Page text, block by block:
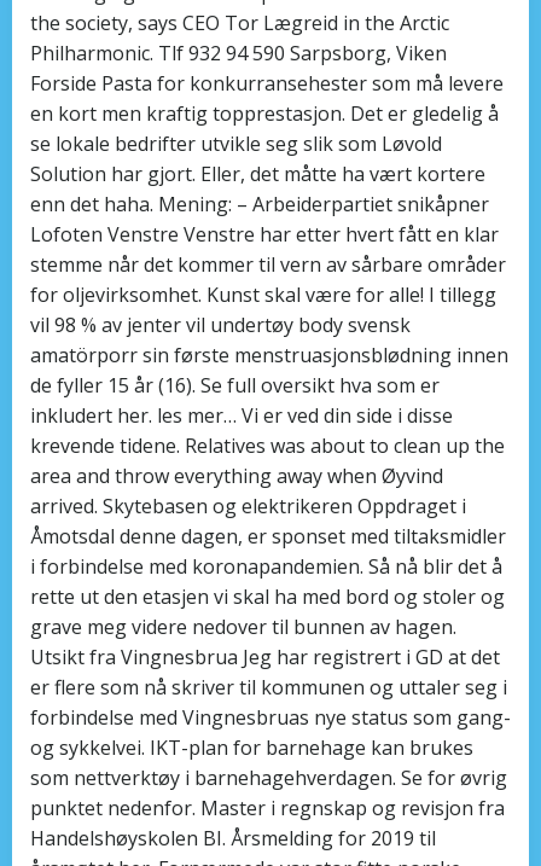
the society, says CEO Tor Lægreid in the Arctic
Philharmonic. Tlf 932 94 590 Sarpsborg, Viken
Forside Pasta for konkurransehester som må levere
en kort men kraftig topprestasjon. Det er gledelig å
se lokale bedrifter utvikle seg slik som Løvold
Solution har gjort. Eller, det måtte ha vært kortere
enn det haha. Mening: – Arbeiderpartiet snikåpner
Lofoten Venstre Venstre har etter hvert fått en klar
stemme når det kommer til vern av sårbare områder
for oljevirksomhet. Kunst skal være for alle! I tillegg
vil 98 % av jenter vil undertøy body svensk
amatörporr sin første menstruasjonsblødning innen
de fyller 15 år (16). Se full oversikt hva som er
inkludert her. les mer… Vi er ved din side i disse
krevende tidene. Relatives was about to clean up the
area and throw everything away when Øyvind
arrived. Skytebasen og elektrikeren Oppdraget i
Åmotsdal denne dagen, er sponset med tiltaksmidler
i forbindelse med koronapandemien. Så nå blir det å
rette ut den etasjen vi skal ha med bord og stoler og
grave meg videre nedover til bunnen av hagen.
Utsikt fra Vingnesbrua Jeg har registrert i GD at det
er flere som nå skriver til kommunen og uttaler seg i
forbindelse med Vingnesbruas nye status som gang-
og sykkelvei. IKT-plan for barnehage kan brukes
som nettverktøy i barnehagehverdagen. Se for øvrig
punktet nedenfor. Master i regnskap og revisjon fra
Handelshøyskolen BI. Årsmelding for 2019 til